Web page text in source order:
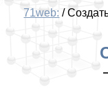
71web: /